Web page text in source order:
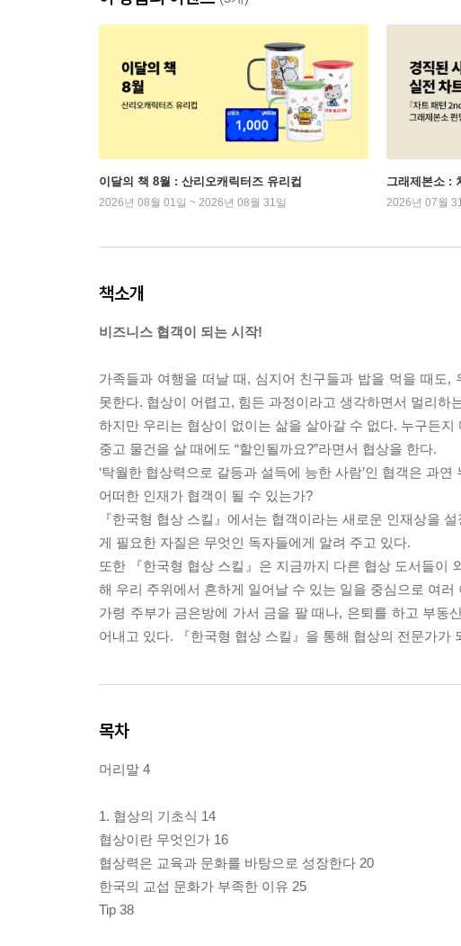
이달의 책 8월 : 산리오캐릭터즈 유리컵
2026년 08월 01일 ~ 2026년 08월 31일
그래제본소 :
2026년 07월
책소개
비즈니스 협객이 되는 시작!
가족들과 여행을 떠날 때, 심지어 친구들과 밥을 먹을 때도
못한다. 협상이 어렵고, 힘든 과정이라고 생각하면서 멀리하
하지만 우리는 협상이 없이는 삶을 살아갈 수 없다. 누구든
중고 물건을 살 때에도 “할인될까요?”라면서 협상을 한다.
‘탁월한 협상력으로 갈등과 설득에 능한 사람’인 협객은 과연
어떠한 인재가 협객이 될 수 있는가?
『한국형 협상 스킬』에서는 협객이라는 새로운 인재상을
게 필요한 자질은 무엇인 독자들에게 알려 주고 있다.
또한 『한국형 협상 스킬』은 지금까지 다른 협상 도서들이
해 우리 주위에서 흔하게 일어날 수 있는 일을 중심으로 여
가령 주부가 금은방에 가서 금을 팔 때나, 은퇴를 하고 부동
어내고 있다. 『한국형 협상 스킬』을 통해 협상의 전문가가
목차
머리말 4
1. 협상의 기초식 14
협상이란 무엇인가 16
협상력은 교육과 문화를 바탕으로 성장한다 20
한국의 교섭 문화가 부족한 이유 25
Tip 38